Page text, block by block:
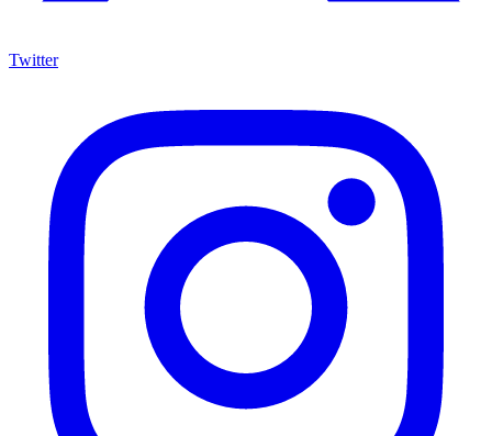
Twitter